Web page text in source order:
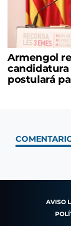
Armengol
candidatura
postulará
AVISO